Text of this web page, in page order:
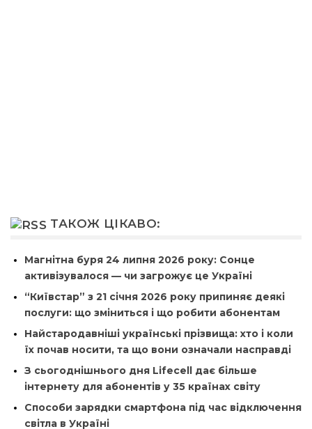
ТАКОЖ ЦІКАВО:
Магнітна буря 24 липня 2026 року: Сонце
активізувалося — чи загрожує це Україні
“Київстар” з 21 січня 2026 року припиняє деякі
послуги: що зміниться і що робити абонентам
Найстародавніші українські прізвища: хто і коли
їх почав носити, та що вони означали насправді
З сьогоднішнього дня Lifecell дає більше
інтернету для абонентів у 35 країнах світу
Способи зарядки смартфона під час відключення
світла в Україні